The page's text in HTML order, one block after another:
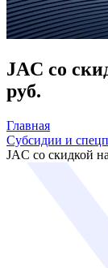
JAC со
руб.
Главная
Субсидии и
JAC со скидкой